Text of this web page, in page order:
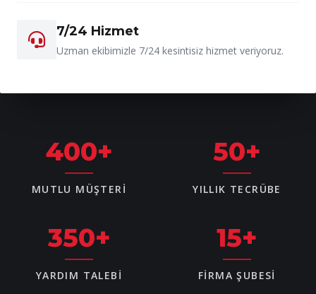
7/24 Hizmet
Uzman ekibimizle 7/24 kesintisiz hizmet veriyoruz.
400+
MUTLU MÜŞTERI
50+
YILLIK TECRÜBE
350+
YARDIM TALEBI
15+
FIRMA ŞUBESI